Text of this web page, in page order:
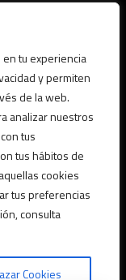
tu experiencia
y permiten
de la web.
analizar nuestros
tus
tus hábitos de
cookies
tus preferencias
consulta
Cookies